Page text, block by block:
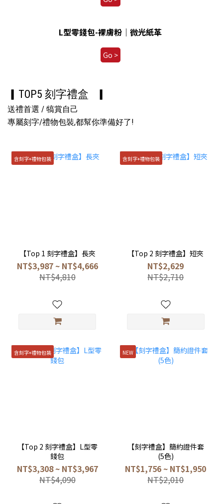
L型零錢包-裸膚粉｜微光紙革
Go >
▎TOP5 刻字禮盒 ▎
送禮首選 / 犒賞自己
專屬刻字/禮物包裝,都幫你準備好了!
含刻字+禮物包裝
【Top 1 刻字禮盒】長夾
NT$3,987 ~ NT$4,666
NT$4,810
含刻字+禮物包裝
【Top 2 刻字禮盒】短夾
NT$2,629
NT$2,710
含刻字+禮物包裝
【Top 2 刻字禮盒】L型零
錢包
NT$3,308 ~ NT$3,967
NT$4,090
NEW
【刻字禮盒】簡約證件套
(5色)
NT$1,756 ~ NT$1,950
NT$2,010